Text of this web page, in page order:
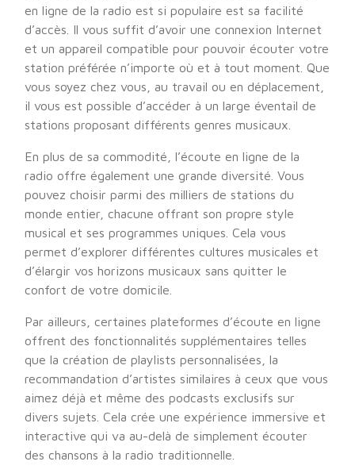
en ligne de la radio est si populaire est sa facilité
d’accès. Il vous suffit d’avoir une connexion Internet
et un appareil compatible pour pouvoir écouter votre
station préférée n’importe où et à tout moment. Que
vous soyez chez vous, au travail ou en déplacement,
il vous est possible d’accéder à un large éventail de
stations proposant différents genres musicaux.
En plus de sa commodité, l’écoute en ligne de la
radio offre également une grande diversité. Vous
pouvez choisir parmi des milliers de stations du
monde entier, chacune offrant son propre style
musical et ses programmes uniques. Cela vous
permet d’explorer différentes cultures musicales et
d’élargir vos horizons musicaux sans quitter le
confort de votre domicile.
Par ailleurs, certaines plateformes d’écoute en ligne
offrent des fonctionnalités supplémentaires telles
que la création de playlists personnalisées, la
recommandation d’artistes similaires à ceux que vous
aimez déjà et même des podcasts exclusifs sur
divers sujets. Cela crée une expérience immersive et
interactive qui va au-delà de simplement écouter
des chansons à la radio traditionnelle.